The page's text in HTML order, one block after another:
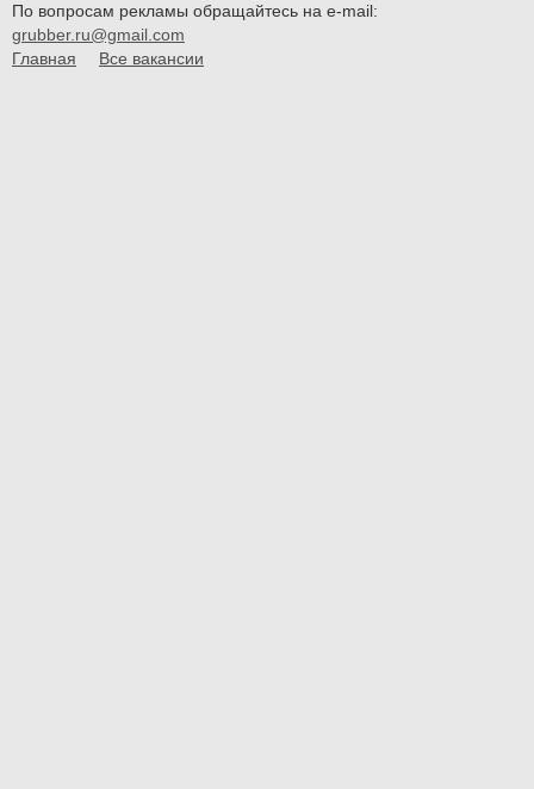
По вопросам рекламы обращайтесь на e-mail:
grubber.ru@gmail.com
Главная
Все вакансии